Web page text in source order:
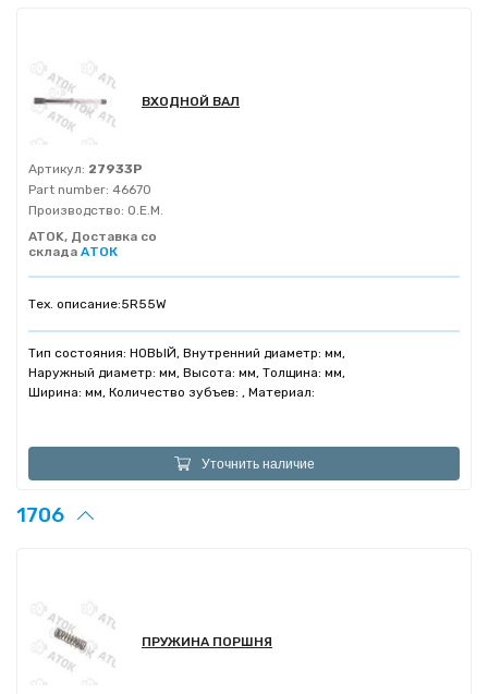
ВХОДНОЙ ВАЛ
Артикул: 27933P
Part number: 46670
Производство: O.E.M.
ATOK, Доставка со
склада АТОК
Тех. описание:5R55W
Тип состояния: НОВЫЙ, Внутренний диаметр: мм,
Наружный диаметр: мм, Высота: мм, Толщина: мм,
Ширина: мм, Количество зубъев: , Материал:
Уточнить наличие
1706
ПРУЖИНА ПОРШНЯ